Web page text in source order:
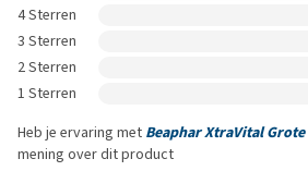
4 Sterren
3 Sterren
2 Sterren
1 Sterren
Heb je ervaring met Beaphar XtraVital
mening over dit product